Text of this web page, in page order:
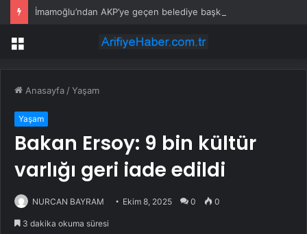
İmamoğlu’ndan AKP’ye geçen belediye başkanlarına tepki
Menü
Anasayfa /Yaşam
Yaşam
Bakan Ersoy: 9 bin kültür
varlığı geri iade edildi
NURCAN BAYRAM Ekim 8, 2025 0 0
3 dakika okuma süresi